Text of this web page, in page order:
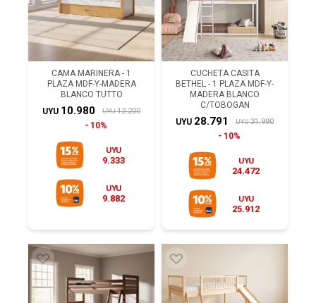
CAMA MARINERA - 1
PLAZA MDF-Y-MADERA
BLANCO TUTTO
UYU 10.980 UYU 12.200
10%
UYU
9.333
UYU
9.882
CUCHETA CASITA
BETHEL - 1 PLAZA MDF-Y-
MADERA BLANCO
C/TOBOGAN
UYU 28.791 UYU 31.990
10%
UYU
24.472
UYU
25.912